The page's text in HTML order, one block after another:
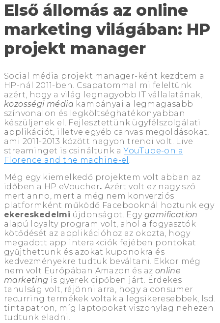
Első állomás az online
marketing világában: HP
projekt manager
Social média projekt manager-ként kezdtem a
HP-nál 2011-ben. Csapatommal mi feleltünk
azért, hogy a világ legnagyobb IT vállalatának,
közösségi média kampányai a legmagasabb
színvonalon és legköltséghatékonyabban
készüljenek el. Fejlesztettünk ügyfélszolgálati
applikációt, illetve egyéb canvas megoldásokat,
ami 2011-2013 között nagyon trendi volt. Live
streaminget is csináltunk aYouTube-on a
Florence and the machine-el .
Még egy kiemelkedő projektem volt abban az
időben a HP eVoucher. Azért volt ez nagy szó
mert anno, mert a még nem konverziós
platformként működő Facebooknál hoztunk egy
ekereskedelmi újdonságot. Egygamification
alapú loyalty program volt, ahol a fogyasztók
kötődését az applikációhoz az okozta, hogy
megadott app interakciók fejében pontokat
gyűjthettünk és azokat kuponokra és
kedvezményekre tudtuk beváltani. Ekkor még
nem volt Európában Amazon és az online
marketing is gyerek cipőben járt. Érdekes
tanulság volt, rájönni arra, hogy a consumer
recurring termékek voltak a legsikeresebbek, lsd.
tintapatron, míg laptopokat viszonylag nehezen
tudtunk eladni.